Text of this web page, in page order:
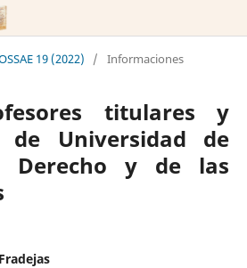
19 (2022) / Informaciones
titulares y
de Universidad de
Derecho y de las